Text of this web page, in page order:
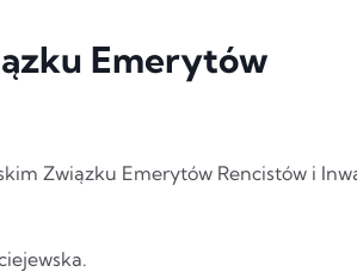
Emerytów
Związku Emerytów Rencistów i